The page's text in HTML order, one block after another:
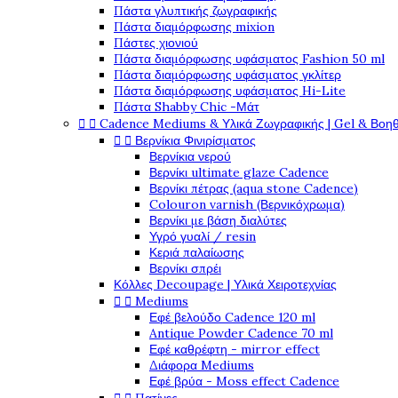
Πάστα γλυπτικής ζωγραφικής
Πάστα διαμόρφωσης mixion
Πάστες χιονιού
Πάστα διαμόρφωσης υφάσματος Fashion 50 ml
Πάστα διαμόρφωσης υφάσματος γκλίτερ
Πάστα διαμόρφωσης υφάσματος Hi-Lite
Πάστα Shabby Chic -Μάτ
  Cadence Mediums & Υλικά Ζωγραφικής | Gel &
  Βερνίκια Φινιρίσματος
Βερνίκια νερού
Βερνίκι ultimate glaze Cadence
Βερνίκι πέτρας (aqua stone Cadence)
Colouron varnish (Βερνικόχρωμα)
Βερνίκι με βάση διαλύτες
Υγρό γυαλί / resin
Κεριά παλαίωσης
Βερνίκι σπρέι
Κόλλες Decoupage | Υλικά Χειροτεχνίας
  Mediums
Εφέ βελούδο Cadence 120 ml
Antique Powder Cadence 70 ml
Εφέ καθρέφτη - mirror effect
Διάφορα Mediums
Εφέ βρύα - Moss effect Cadence